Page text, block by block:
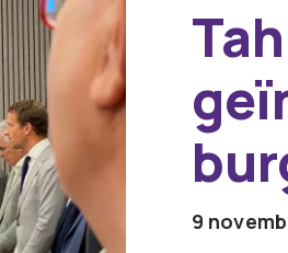
9